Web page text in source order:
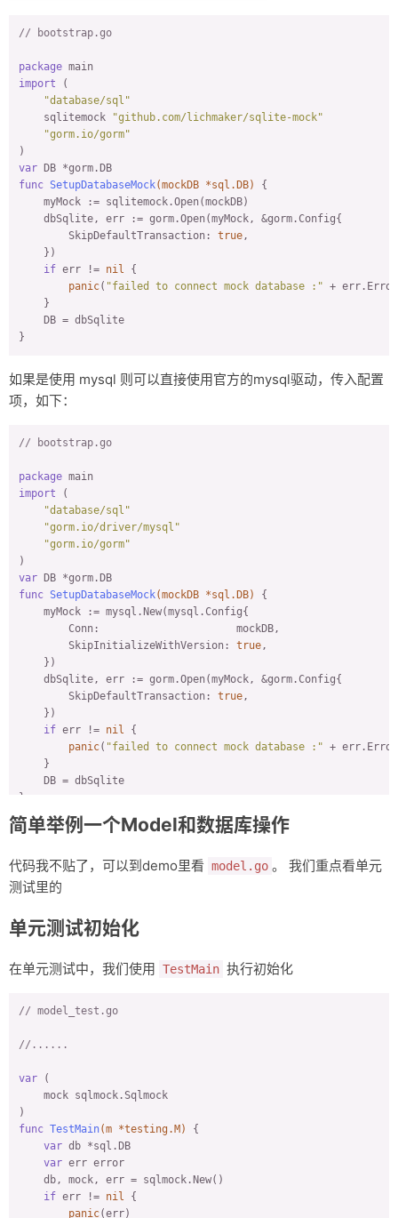
// bootstrap.go
package
import (
"database/sql"
sqlitemock
"github.com/lichmaker/sqlite-mock"
"gorm.io/gorm"
var
func SetupDatabaseMock(mockDB *sql.DB)
{
myMock := sqlitemock.Open(mockDB)
dbSqlite, err := gorm.Open(myMock, &gorm.Config{
SkipDefaultTransaction: true,
})
if err != nil {
panic( "failed to connect mock database :" +
}
DB = dbSqlite
}
如果是使用 mysql 则可以直接使用官方的mysql驱动，传入配置
项，如下：
// bootstrap.go
package
import (
"database/sql"
"gorm.io/driver/mysql"
"gorm.io/gorm"
var
func SetupDatabaseMock(mockDB *sql.DB)
{
myMock := mysql.New(mysql.Config{
Conn:                      mockDB,
SkipInitializeWithVersion: true,
})
dbSqlite, err := gorm.Open(myMock, &gorm.Config{
SkipDefaultTransaction: true,
})
if err != nil {
panic( "failed to connect mock database :" +
}
DB = dbSqlite
}
简单举例一个Model和数据库操作
代码我不贴了，可以到demo里看 model.go 。 我们重点看单元
测试里的
单元测试初始化
在单元测试中，我们使用 TestMain 执行初始化
// model_test.go
//......
var (
mock sqlmock.Sqlmock
func TestMain(m *testing.M)
{
var db *sql.DB
var err error
db, mock, err = sqlmock.New()
if err != nil
{
panic(err)